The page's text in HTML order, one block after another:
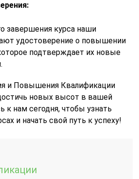
завершения курса наши
удостоверение о повышении
подтверждает их новые
и Повышения Квалификации
новых высот в вашей
к нам сегодня, чтобы узнать
и начать свой путь к успеху!